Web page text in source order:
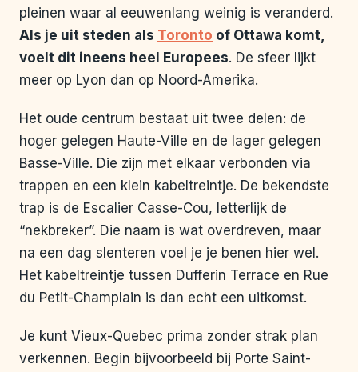
pleinen waar al eeuwenlang weinig is veranderd.
Als je uit steden als Toronto of Ottawa komt,
voelt dit ineens heel Europees. De sfeer lijkt
meer op Lyon dan op Noord-Amerika.
Het oude centrum bestaat uit twee delen: de
hoger gelegen Haute-Ville en de lager gelegen
Basse-Ville. Die zijn met elkaar verbonden via
trappen en een klein kabeltreintje. De bekendste
trap is de Escalier Casse-Cou, letterlijk de
“nekbreker”. Die naam is wat overdreven, maar
na een dag slenteren voel je je benen hier wel.
Het kabeltreintje tussen Dufferin Terrace en Rue
du Petit-Champlain is dan echt een uitkomst.
Je kunt Vieux-Quebec prima zonder strak plan
verkennen. Begin bijvoorbeeld bij Porte Saint-